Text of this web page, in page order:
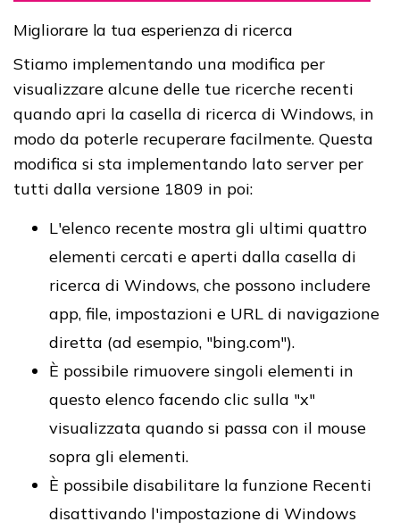
Migliorare la tua esperienza di ricerca
Stiamo implementando una modifica per
visualizzare alcune delle tue ricerche recenti
quando apri la casella di ricerca di Windows, in
modo da poterle recuperare facilmente. Questa
modifica si sta implementando lato server per
tutti dalla versione 1809 in poi:
L'elenco recente mostra gli ultimi quattro
elementi cercati e aperti dalla casella di
ricerca di Windows, che possono includere
app, file, impostazioni e URL di navigazione
diretta (ad esempio, "bing.com").
È possibile rimuovere singoli elementi in
questo elenco facendo clic sulla "x"
visualizzata quando si passa con il mouse
sopra gli elementi.
È possibile disabilitare la funzione Recenti
disattivando l'impostazione di Windows